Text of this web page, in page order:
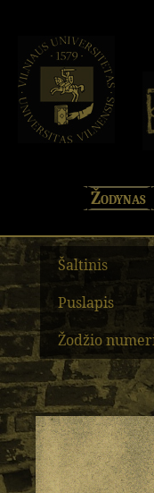
Žodynas
Šaltinis
Puslapis
Žodžio